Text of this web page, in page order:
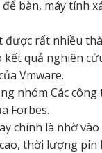
bàn, máy tính
được rất nhiều
quả nghiên
Vmware.
nhóm Các
Forbes.
chính là nhờ
thời lượng